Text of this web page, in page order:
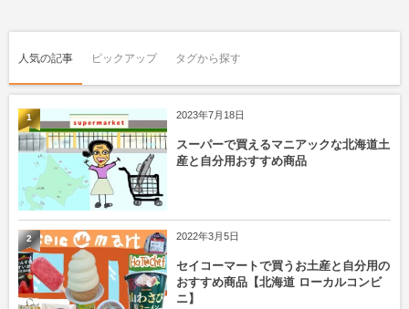
人気の記事 ピックアップ タグから探す
2023年7月18日
スーパーで買えるマニアックな北海道土
産と自分用おすすめ商品
1
2022年3月5日
セイコーマートで買うお土産と自分用の
おすすめ商品【北海道 ローカルコンビ
ニ】
2